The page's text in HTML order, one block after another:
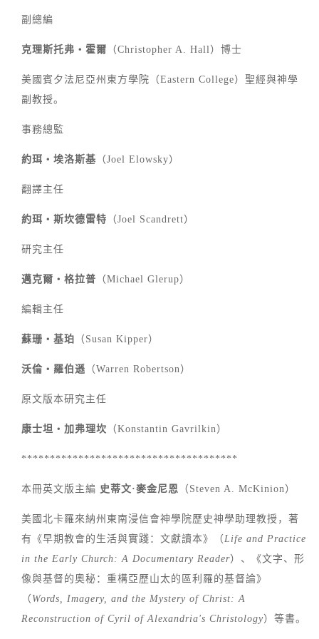
副總編
克理斯托弗‧霍爾 （Christopher A. Hall）博士
美國賓夕法尼亞州東方學院（Eastern College）聖經與神學
副教授。
事務總監
約珥‧埃洛斯基 （Joel Elowsky）
翻譯主任
約珥‧斯坎德雷特 （Joel Scandrett）
研究主任
邁克爾‧格拉普 （Michael Glerup）
編輯主任
蘇珊‧基珀 （Susan Kipper）
沃倫‧羅伯遜 （Warren Robertson）
原文版本研究主任
康士坦‧加弗理坎 （Konstantin Gavrilkin）
**************************************
本冊英文版主編 史蒂文·麥金尼恩 （Steven A. McKinion）
美國北卡羅來納州東南浸信會神學院歷史神學助理教授，著
有《早期教會的生活與實踐：文獻讀本》（ Life and Practice
in the Early Church: A Documentary Reader）、《文字、形
像與基督的奧秘：重構亞歷山太的區利羅的基督論》
（ Words, Imagery, and the Mystery of Christ: A
Reconstruction of Cyril of Alexandria's Christology）等書。